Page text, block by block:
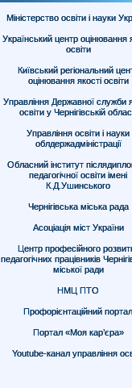
Міністерство освіти і науки
Український центр оцінювання
освіти
Київський регіональний
оцінювання якості освіти
Управління Державної служби
освіти у Чернігівській
Управління освіти і науки
облдержадміністрації
Обласний інститут
педагогічної освіти імені
К.Д.Ушинського
Чернігівська міська рада
Асоціація міст України
Центр професійного
педагогічних працівників
міської ради
НМЦ ПТО
Профорієнтаційний портал
Портал «Моя кар’єра»
Youtube-канал управління